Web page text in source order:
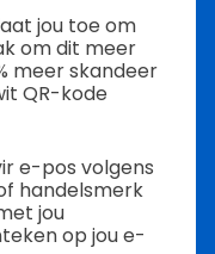
jou toe om
om dit meer
meer skandeer
QR-kode
e-pos volgens
handelsmerk
jou
op jou e-